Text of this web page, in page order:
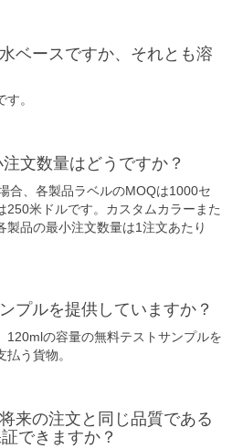
ベースですか、それとも溶
。
文数量はどうですか？
合、各製品ラベルのMOQは1000セ
250米ドルです。カスタムカラーまた
製品の最小注文数量は1注文あたり
プルを提供していますか？
120mlの容量の無料テストサンプルを
う貨物。
来の注文と同じ品質である
できますか？